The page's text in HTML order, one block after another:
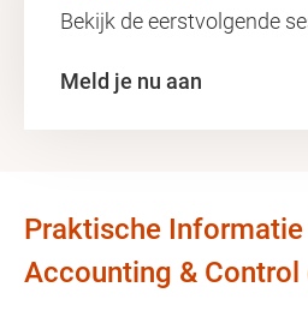
Bekijk de eerstvolgende
Meld je nu aan
Praktische
Accounting &